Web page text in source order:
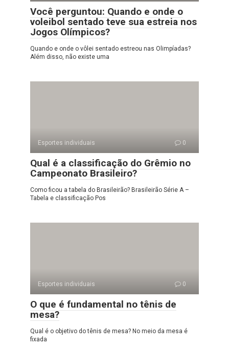
Você perguntou: Quando e onde o
voleibol sentado teve sua estreia nos
Jogos Olímpicos?
Quando e onde o vôlei sentado estreou nas Olimpíadas?
Além disso, não existe uma
Esportes individuais 0
Qual é a classificação do Grêmio no
Campeonato Brasileiro?
Como ficou a tabela do Brasileirão? Brasileirão Série A –
Tabela e classificação Pos
Esportes individuais 0
O que é fundamental no tênis de
mesa?
Qual é o objetivo do tênis de mesa? No meio da mesa é
fixada